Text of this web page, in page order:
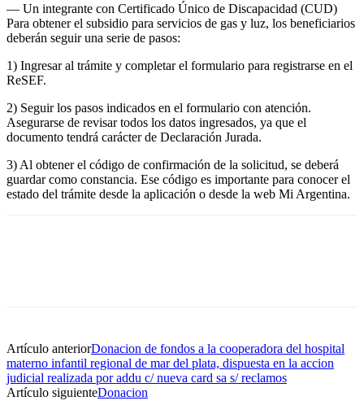
— Un integrante con Certificado Único de Discapacidad (CUD)
Para obtener el subsidio para servicios de gas y luz, los beneficiarios
deberán seguir una serie de pasos:
1) Ingresar al trámite y completar el formulario para registrarse en el
ReSEF.
2) Seguir los pasos indicados en el formulario con atención.
Asegurarse de revisar todos los datos ingresados, ya que el
documento tendrá carácter de Declaración Jurada.
3) Al obtener el código de confirmación de la solicitud, se deberá
guardar como constancia. Ese código es importante para conocer el
estado del trámite desde la aplicación o desde la web Mi Argentina.
Artículo anteriorDonacion de fondos a la cooperadora del hospital
materno infantil regional de mar del plata, dispuesta en la accion
judicial realizada por addu c/ nueva card sa s/ reclamos
Artículo siguienteDonacion